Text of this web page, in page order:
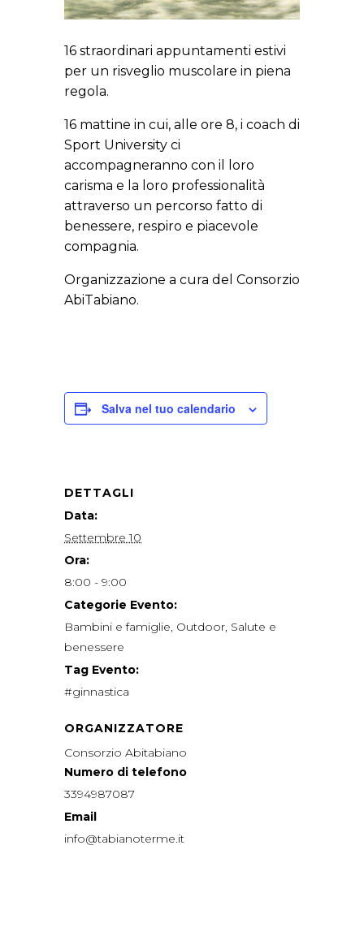
16 straordinari appuntamenti estivi
per un risveglio muscolare in piena
regola.
16 mattine in cui, alle ore 8, i coach di
Sport University ci
accompagneranno con il loro
carisma e la loro professionalità
attraverso un percorso fatto di
benessere, respiro e piacevole
compagnia.
Organizzazione a cura del Consorzio
AbiTabiano.
Salva nel tuo calendario
DETTAGLI
Data:
Settembre 10
Ora:
8:00 - 9:00
Categorie Evento:
Bambini e famiglie, Outdoor, Salute e
benessere
Tag Evento:
#ginnastica
ORGANIZZATORE
Consorzio Abitabiano
Numero di telefono
3394987087
Email
info@tabianoterme.it